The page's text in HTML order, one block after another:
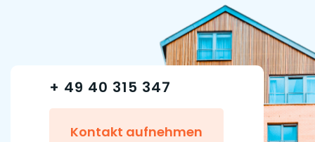
+ 49 40 315 347
Kontakt aufnehmen